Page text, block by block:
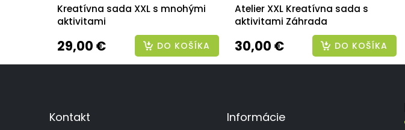
Kreatívna sada XXL s mnohými
aktivitami
29,00 € DO KOŠÍKA
Atelier XXL Kreatívna sada s
aktivitami Záhrada
30,00 € DO KOŠÍKA
Kontakt Informácie